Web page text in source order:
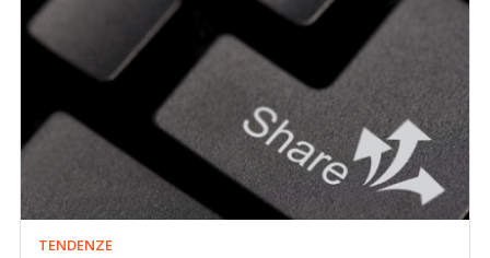
TENDENZE